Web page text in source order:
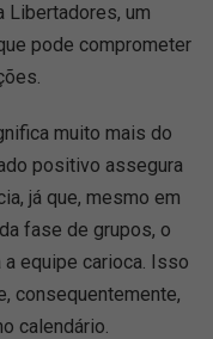
Libertadores, um
pode comprometer
muito mais do
positivo assegura
já que, mesmo em
fase de grupos, o
equipe carioca. Isso
consequentemente,
calendário.